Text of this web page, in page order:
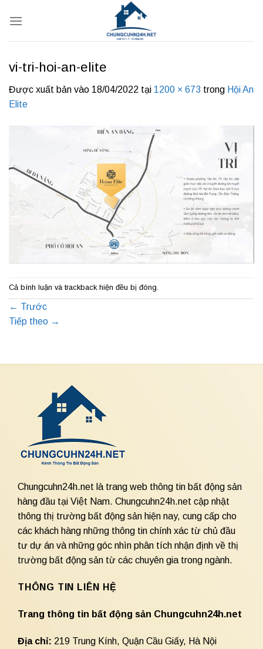
qua
vi-tri-hoi-an-elite
Được xuất bản vào 18/04/2022 tại 1200 × 673 trong Hội An
Elite
Cả bình luận và trackback hiện đều bị đóng.
← Trước
Tiếp theo →
Chungcuhn24h.net là trang web thông tin bất động sản
hàng đầu tại Việt Nam. Chungcuhn24h.net cập nhật
thông thị trường bất động sản hiện nay, cung cấp cho
các khách hàng những thông tin chính xác từ chủ đầu
tư dự án và những góc nhìn phân tích nhận định về thị
trường bất động sản từ các chuyên gia trong ngành.
THÔNG TIN LIÊN HỆ
Trang thông tin bất động sản Chungcuhn24h.net
Địa chỉ: 219 Trung Kính, Quận Cầu Giấy, Hà Nội